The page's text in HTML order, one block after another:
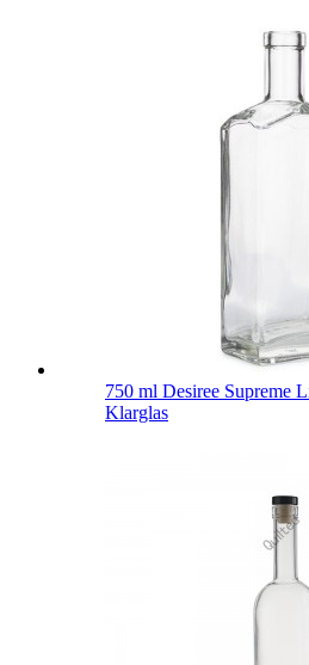
750 ml Desiree Supreme
Klarglas